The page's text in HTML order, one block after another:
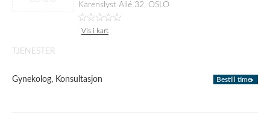
Karenslyst Allé 32, OSLO
Vis i kart
TJENESTER
Gynekolog, Konsultasjon Bestill time